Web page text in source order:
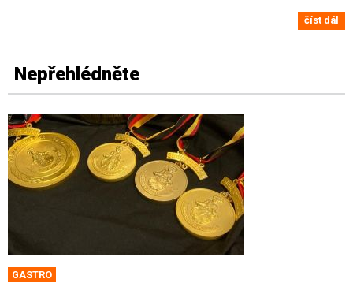
číst dál
Nepřehlédněte
GASTRO